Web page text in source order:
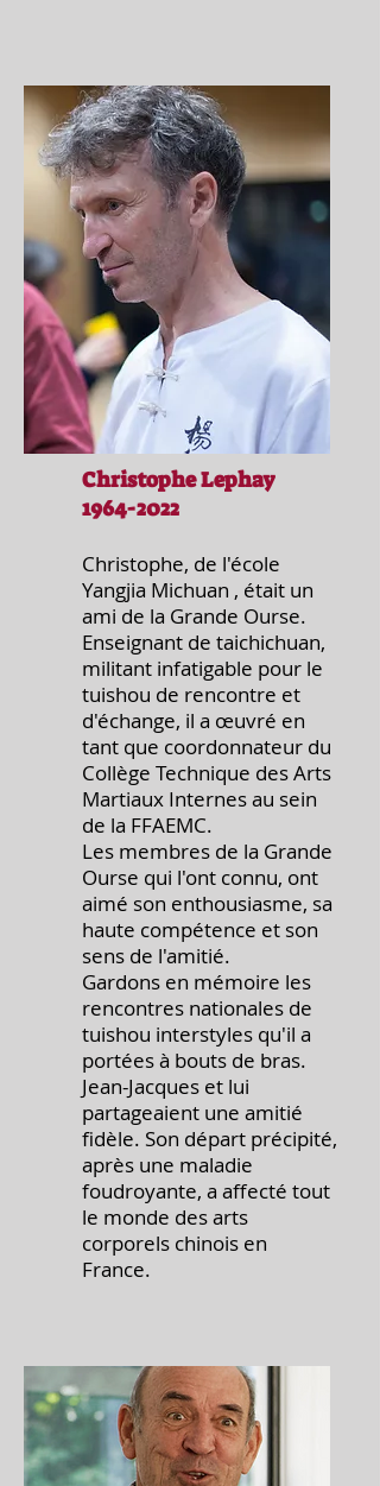
Christophe Lephay
1964-2022
Christophe, de l'école
Yangjia Michuan , était un
ami de la Grande Ourse.
Enseignant de taichichuan,
militant infatigable pour le
tuishou de rencontre et
d'échange, il a œuvré en
tant que coordonnateur du
Collège Technique des Arts
Martiaux Internes au sein
de la FFAEMC.
Les membres de la Grande
Ourse qui l'ont connu, ont
aimé son enthousiasme, sa
haute compétence et son
sens de l'amitié.
Gardons en mémoire les
rencontres nationales de
tuishou interstyles qu'il a
portées à bouts de bras.
Jean-Jacques et lui
partageaient une amitié
fidèle. Son départ précipité,
après une maladie
foudroyante, a affecté tout
le monde des arts
corporels chinois en
France.